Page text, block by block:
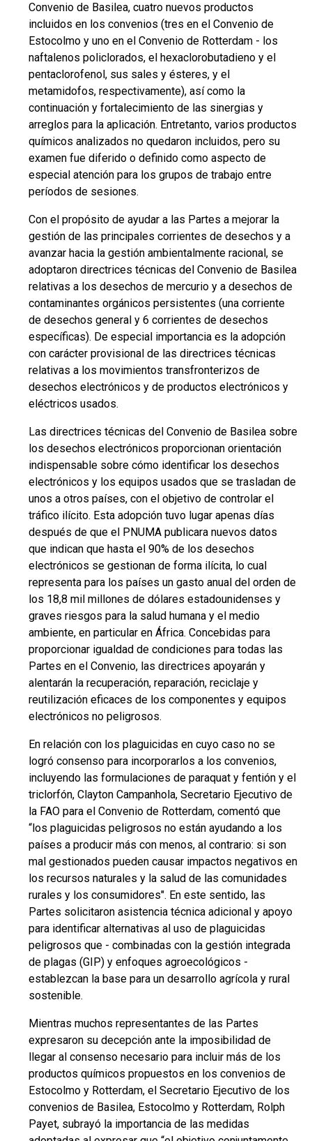
Convenio de Basilea, cuatro nuevos productos
incluidos en los convenios (tres en el Convenio de
Estocolmo y uno en el Convenio de Rotterdam - los
naftalenos policlorados, el hexaclorobutadieno y el
pentaclorofenol, sus sales y ésteres, y el
metamidofos, respectivamente), así como la
continuación y fortalecimiento de las sinergias y
arreglos para la aplicación. Entretanto, varios productos
químicos analizados no quedaron incluidos, pero su
examen fue diferido o definido como aspecto de
especial atención para los grupos de trabajo entre
períodos de sesiones.
Con el propósito de ayudar a las Partes a mejorar la
gestión de las principales corrientes de desechos y a
avanzar hacia la gestión ambientalmente racional, se
adoptaron directrices técnicas del Convenio de Basilea
relativas a los desechos de mercurio y a desechos de
contaminantes orgánicos persistentes (una corriente
de desechos general y 6 corrientes de desechos
específicas). De especial importancia es la adopción
con carácter provisional de las directrices técnicas
relativas a los movimientos transfronterizos de
desechos electrónicos y de productos electrónicos y
eléctricos usados.
Las directrices técnicas del Convenio de Basilea sobre
los desechos electrónicos proporcionan orientación
indispensable sobre cómo identificar los desechos
electrónicos y los equipos usados que se trasladan de
unos a otros países, con el objetivo de controlar el
tráfico ilícito. Esta adopción tuvo lugar apenas días
después de que el PNUMA publicara nuevos datos
que indican que hasta el 90% de los desechos
electrónicos se gestionan de forma ilícita, lo cual
representa para los países un gasto anual del orden de
los 18,8 mil millones de dólares estadounidenses y
graves riesgos para la salud humana y el medio
ambiente, en particular en África. Concebidas para
proporcionar igualdad de condiciones para todas las
Partes en el Convenio, las directrices apoyarán y
alentarán la recuperación, reparación, reciclaje y
reutilización eficaces de los componentes y equipos
electrónicos no peligrosos.
En relación con los plaguicidas en cuyo caso no se
logró consenso para incorporarlos a los convenios,
incluyendo las formulaciones de paraquat y fentión y el
triclorfón, Clayton Campanhola, Secretario Ejecutivo de
la FAO para el Convenio de Rotterdam, comentó que
“los plaguicidas peligrosos no están ayudando a los
países a producir más con menos, al contrario: si son
mal gestionados pueden causar impactos negativos en
los recursos naturales y la salud de las comunidades
rurales y los consumidores". En este sentido, las
Partes solicitaron asistencia técnica adicional y apoyo
para identificar alternativas al uso de plaguicidas
peligrosos que - combinadas con la gestión integrada
de plagas (GIP) y enfoques agroecológicos -
establezcan la base para un desarrollo agrícola y rural
sostenible.
Mientras muchos representantes de las Partes
expresaron su decepción ante la imposibilidad de
llegar al consenso necesario para incluir más de los
productos químicos propuestos en los convenios de
Estocolmo y Rotterdam, el Secretario Ejecutivo de los
convenios de Basilea, Estocolmo y Rotterdam, Rolph
Payet, subrayó la importancia de las medidas